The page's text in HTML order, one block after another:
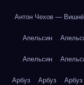
Антон Чехов —
Апельсин
Апельсин
Арбуз Арбуз Арбуз